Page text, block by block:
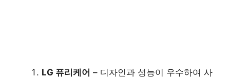
LG 퓨리케어 – 디자인과 성능이 우수하여 사